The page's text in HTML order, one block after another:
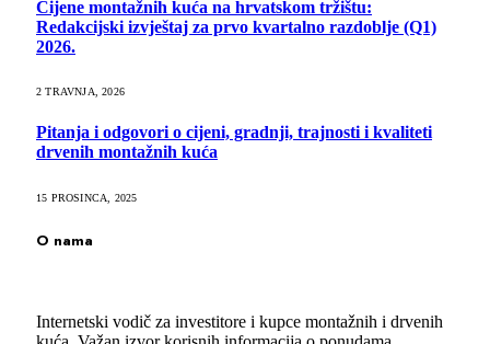
Cijene montažnih kuća na hrvatskom tržištu:
Redakcijski izvještaj za prvo kvartalno razdoblje (Q1)
2026.
2 TRAVNJA, 2026
Pitanja i odgovori o cijeni, gradnji, trajnosti i kvaliteti
drvenih montažnih kuća
15 PROSINCA, 2025
O nama
Internetski vodič za investitore i kupce montažnih i drvenih